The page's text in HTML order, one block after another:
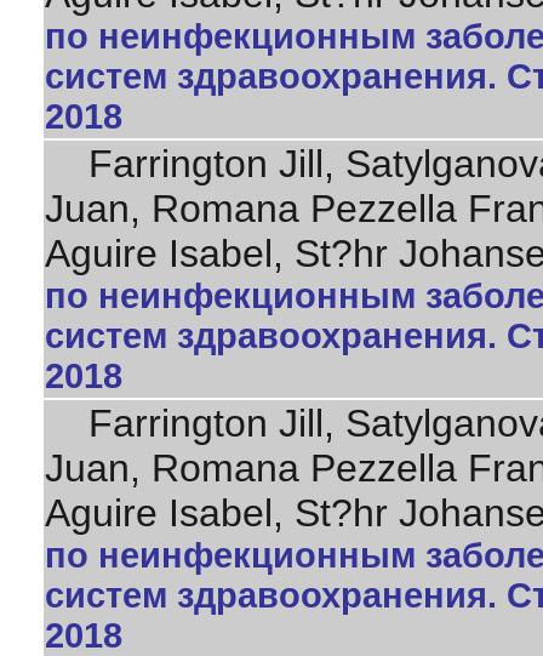
по неинфекционным
систем здравоохранения.
2018
Farrington Jill,
Juan, Romana Pezzella
Aguire Isabel, St?hr
по неинфекционным
систем здравоохранения.
2018
Farrington Jill,
Juan, Romana Pezzella
Aguire Isabel, St?hr
по неинфекционным
систем здравоохранения.
2018